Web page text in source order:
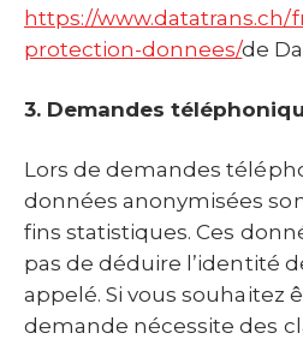
https://www.datatrans.ch/
protection-donnees/de
3. Demandes
Lors de demandes
données anonymisées
fins statistiques. Ces
pas de déduire l’identité
appelé. Si vous souhaitez
demande nécessite des